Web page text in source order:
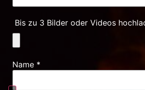
Bis zu 3 Bilder oder Videos
Name *